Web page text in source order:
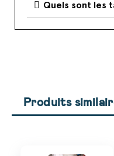
Quels sont les
Produits